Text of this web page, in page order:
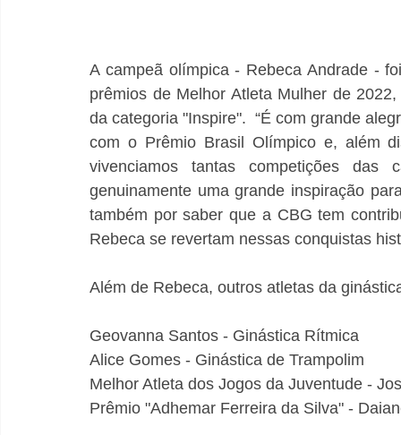
A campeã olímpica - Rebeca Andrade -
prêmios de Melhor Atleta Mulher de
da categoria "Inspire".  “É com grande
com o Prêmio Brasil Olímpico e, além
vivenciamos tantas competições
genuinamente uma grande inspiração
também por saber que a CBG tem
Além de Rebeca, outros atletas da
Geovanna Santos - Ginástica Rítmica
Alice Gomes - Ginástica de Trampolim
Melhor Atleta dos Jogos da Juventude -
Prêmio "Adhemar Ferreira da Silva" -